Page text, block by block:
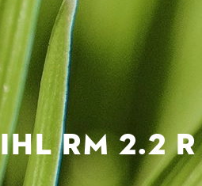
RM 2.2 R